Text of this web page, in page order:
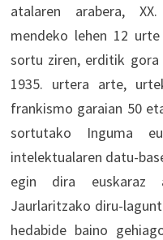
atalaren arabera,
mendeko lehen 12
sortu ziren, erditik
1935. urtera arte,
frankismo garaian 50
sortutako Inguma
intelektualaren datu-
egin dira euskaraz
Jaurlaritzako diru-
hedabide baino